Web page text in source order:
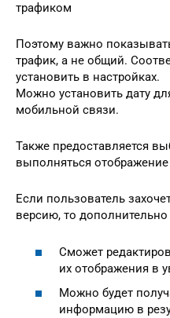
трафиком
Поэтому важно
трафик, а не общий.
установить в настройках.
Можно установить дату
мобильной связи.
Также предоставляется
выполняться
Если пользователь
версию, то
Сможет
их отображения в
Можно будет
информацию в